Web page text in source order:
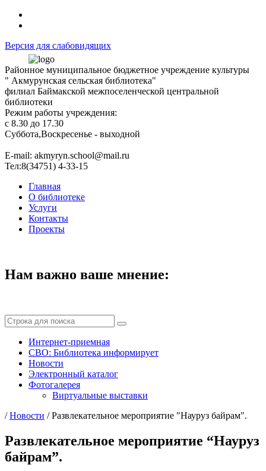
Версия для слабовидящих
Районное муниципальное бюджетное учреждение культуры
" Акмурунская сельская библиотека"
филиал Баймакской межпоселенческой центральной
библиотеки
Режим работы учреждения:
с 8.30 до 17.30
Суббота,Воскресенье - выходной
Е-mail: akmyryn.school@mail.ru
Тел:8(34751) 4-33-15
Главная
О библиотеке
Услуги
Контакты
Проекты
Нам важно ваше мнение:
Интернет-приемная
СВО: Библиотека информирует
Новости
Электронный каталог
Фотогалерея
Виртуальные выставки
/Новости /Развлекательное мероприятие "Науруз байрам".
Развлекательное мероприятие “Науруз
байрам”.